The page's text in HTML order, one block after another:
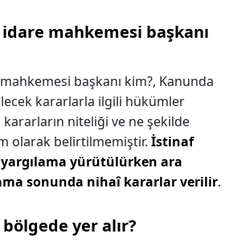
mahkemesi başkanı
başkanı kim?, Kanunda
kararlarla ilgili hükümler
niteliği ve ne şekilde
olarak belirtilmemiştir. İstinaf
yürütülürken ara
sonunda nihaî kararlar verilir.
yer alır?